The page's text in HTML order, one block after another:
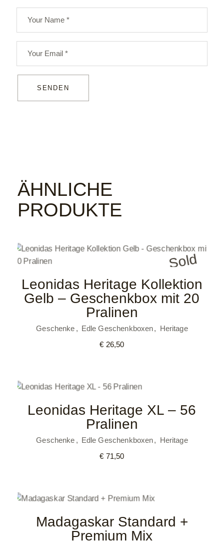
SENDEN
ÄHNLICHE
PRODUKTE
Sold
Leonidas Heritage Kollektion
Gelb – Geschenkbox mit 20
Pralinen
Geschenke Edle Geschenkboxen
Heritage
€ 26,50
Leonidas Heritage XL – 56
Pralinen
Geschenke Edle Geschenkboxen
Heritage
€ 71,50
Madagaskar Standard +
Premium Mix